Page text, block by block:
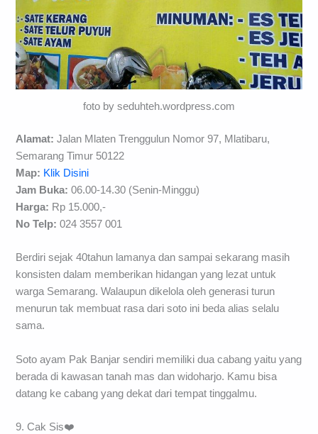
foto by seduhteh.wordpress.com
Alamat: Jalan Mlaten Trenggulun Nomor 97, Mlatibaru,
Semarang Timur 50122
Map: Klik Disini
Jam Buka: 06.00-14.30 (Senin-Minggu)
Harga: Rp 15.000,-
No Telp: 024 3557 001
Berdiri sejak 40tahun lamanya dan sampai sekarang masih
konsisten dalam memberikan hidangan yang lezat untuk
warga Semarang. Walaupun dikelola oleh generasi turun
menurun tak membuat rasa dari soto ini beda alias selalu
sama.
Soto ayam Pak Banjar sendiri memiliki dua cabang yaitu yang
berada di kawasan tanah mas dan widoharjo. Kamu bisa
datang ke cabang yang dekat dari tempat tinggalmu.
9. Cak Sis❤️